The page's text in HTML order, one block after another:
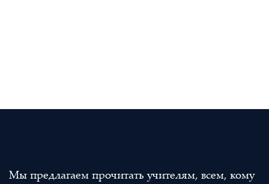
Мы предлагаем прочитать учителям, всем, кому